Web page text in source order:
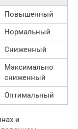
Повышенный
Нормальный
Сниженный
Максимально
сниженный
Оптимальный
и